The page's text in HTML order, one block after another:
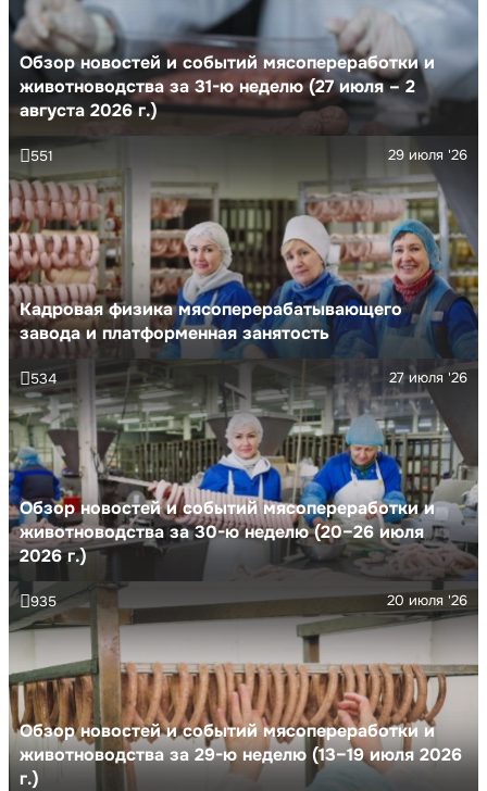
Обзор новостей и событий мясопереработки и
животноводства за 31-ю неделю (27 июля – 2
августа 2026 г.)
Кадровая физика мясоперерабатывающего
завода и платформенная занятость
29 июля '26
551
Обзор новостей и событий мясопереработки и
животноводства за 30-ю неделю (20–26 июля
2026 г.)
27 июля '26
534
Обзор новостей и событий мясопереработки и
животноводства за 29-ю неделю (13–19 июля 2026
г.)
20 июля '26
935